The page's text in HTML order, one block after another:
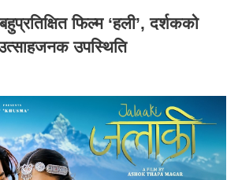
फिल्म ‘हली’, दर्शकको
उपस्थिति